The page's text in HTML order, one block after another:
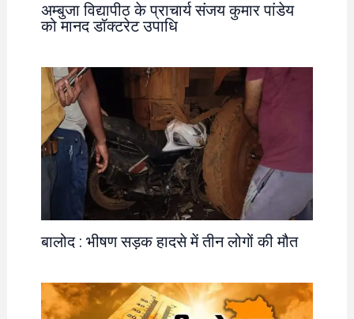
अम्बुजा विद्यापीठ के प्राचार्य संजय कुमार पांडेय
को मानद डॉक्टरेट उपाधि
बालोद : भीषण सड़क हादसे में तीन लोगों की मौत